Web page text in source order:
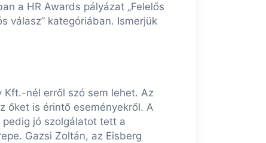
a HR Awards pályázat „Felelős
válasz” kategóriában. Ismerjük
Kft.-nél erről szó sem lehet. Az
őket is érintő eseményekről. A
jó szolgálatot tett a
Gazsi Zoltán, az Eisberg